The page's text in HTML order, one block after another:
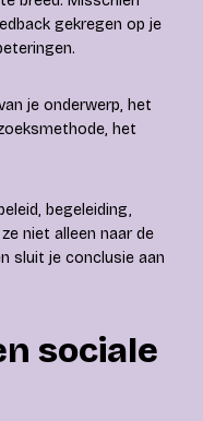
gekregen op je
je onderwerp, het
het
begeleiding,
niet alleen naar de
sluit je conclusie aan
sociale